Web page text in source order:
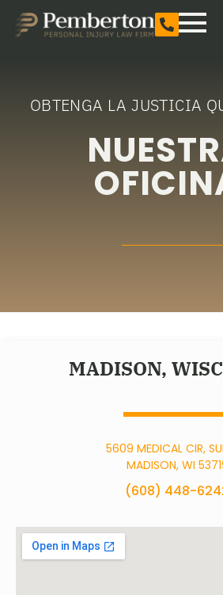
OBTENGA LA JUSTICIA
MADISON,
5609 MEDICAL CIR,
MADISON, WI
(608) 448-